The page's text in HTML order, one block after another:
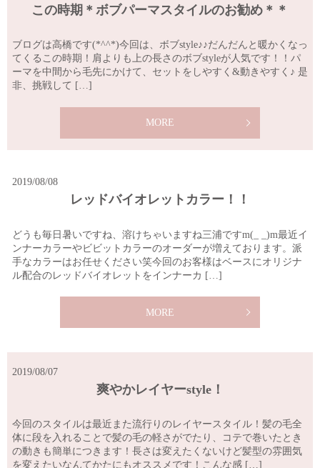
この時期＊ボブパーマスタイルのお勧め＊＊
ブログは高橋です(*^^*)今回は、ボブstyle♪♪だんだんと暖かくなっ
てくるこの時期！肩よりも上の長さのボブstyleが人気です！！パ
ーマを中間から毛先にかけて、セットをしやすく&動きやすく♪ 是
非、挑戦して […]
MORE
2019/08/08
レッドバイオレットカラー！！
どうも毎日暑いですね、溶けちゃいますね三浦ですm(_ _)m最近イ
ンナーカラーやビビットカラーのオーダーが増えております。派
手なカラーはお任せください笑今回のお客様はベースにオリジナ
ル配合のレッドバイオレットをインナーカ […]
MORE
2019/08/07
爽やかレイヤーstyle！
今回のスタイルは最近また流行りのレイヤースタイル！髪の毛全
体に段を入れることで髪の毛の軽さがでたり、コテで巻いたとき
の動きも簡単につきます！長さは変えたくないけど髪型の雰囲気
を変えたいなんてかたにもオススメです！こんな感 […]